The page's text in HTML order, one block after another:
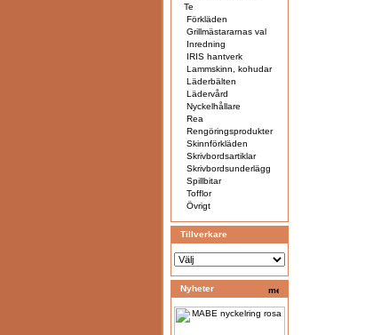
Te
Förkläden
Grillmästararnas val
Inredning
IRIS hantverk
Lammskinn, kohudar
Läderbälten
Lädervård
Nyckelhållare
Rea
Rengöringsprodukter
Skinnförkläden
Skrivbordsartiklar
Skrivbordsunderlägg
Spillbitar
Tofflor
Övrigt
Tillverkare
Nyheter